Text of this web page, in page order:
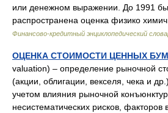
или денежном выражении. До 1991
распространена оценка физико
Финансово-кредитный энциклопедический
ОЦЕНКА СТОИМОСТИ ЦЕННЫХ
valuation) – определение рыночной
(акции, облигации, векселя, чека и
учетом влияния рыночной
несистематических рисков,